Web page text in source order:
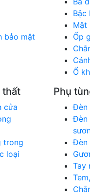
bảo mật
Bậc
Mặt
Ốp
Ổ
thất
cửa
trong
loại
Phụ
Đèn
Đèn
Đèn
Tay